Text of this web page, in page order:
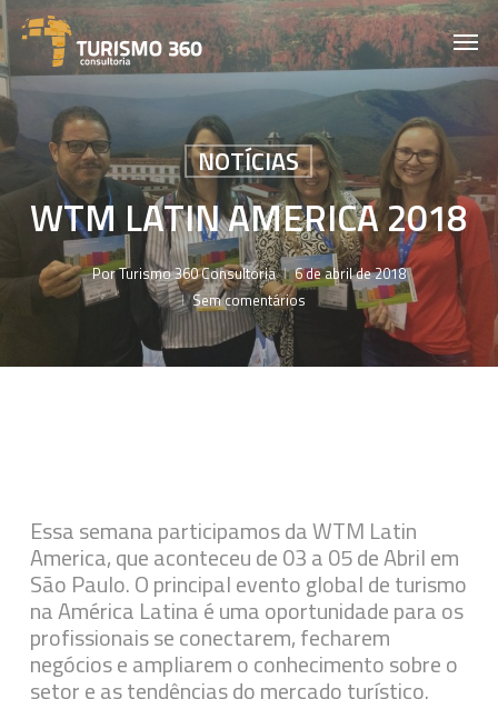
Skip
to
main
content
NOTÍCIAS
WTM LATIN AMERICA 2018
PorTurismo 360 Consultoria
6 de abril de 2018
Sem comentários
Essa semana participamos da WTM Latin
America, que aconteceu de 03 a 05 de Abril em
São Paulo. O principal evento global de turismo
na América Latina é uma oportunidade para os
profissionais se conectarem, fecharem
negócios e ampliarem o conhecimento sobre o
setor e as tendências do mercado turístico.